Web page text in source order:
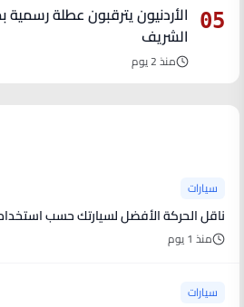
05 الأردنيون يترقبون عطلة رسمية
الشريف
منذ 2 يوم
سيارات
ناقل الحركة الأفضل لسيارتك حسب
منذ 1 يوم
سيارات